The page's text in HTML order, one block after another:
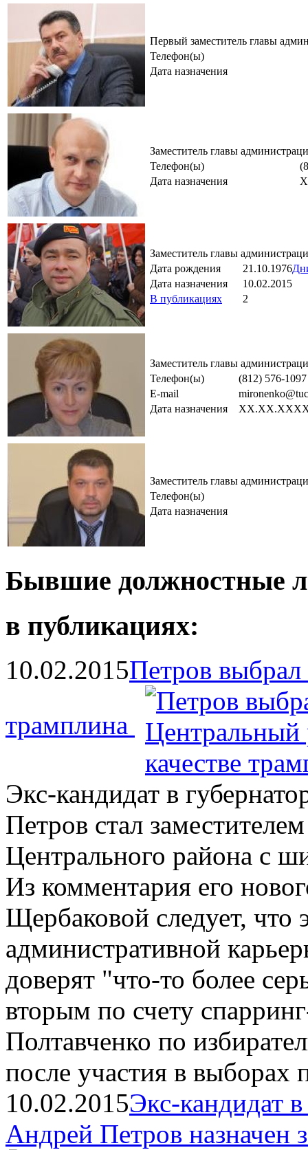
Первый заместитель главы
Телефон(ы)
Дата назначения
Заместитель главы
Телефон(ы)
Дата назначения
Заместитель главы
Дата рождения
21.10.1976
Дата назначения
10.02.2015
В публикациях
2
Заместитель главы
Телефон(ы)
(812) 576-1097
E-mail
Дата назначения
Заместитель главы
Телефон(ы)
Дата назначения
Бывшие должностные
в публикациях:
10.02.2015Петров выбрал
трамплина
Экс-кандидат в
Петров стал
Центрального района с
Из комментария его
Щербаковой следует,
административной
доверят "что-то более
вторым по счету
Полтавченко по
после участия в выборах
10.02.2015Экс-кандидат
Андрей Петров назначен